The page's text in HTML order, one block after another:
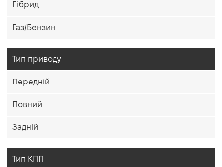
Гібрид
Газ/Бензин
Тип приводу
Передній
Повний
Задній
Тип КПП